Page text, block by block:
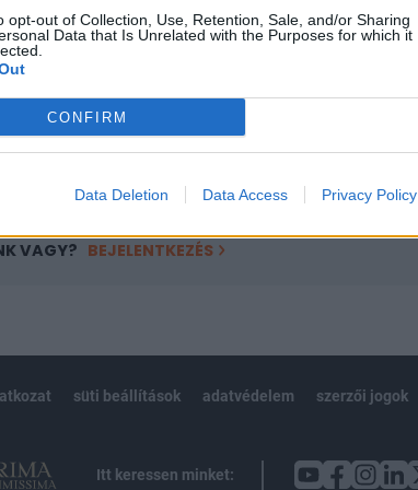
opt-out of Collection, Use, Retention, Sale, and/or Sharing
Data that Is Unrelated with the Purposes for which it
CONFIRM
Data Deletion Data Access Privacy Policy
tartalmazza:
cikkarchívum
VAGY? BEJELENTKEZÉS
süti beállítások adatvédelem szerzői jogok
Itt keressen minket: